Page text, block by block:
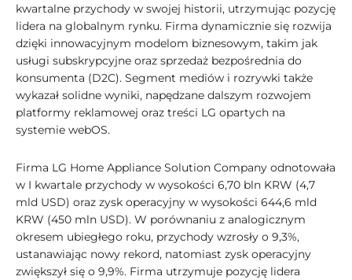
kwartalne przychody w swojej historii, utrzymując pozycję
lidera na globalnym rynku. Firma dynamicznie się rozwija
dzięki innowacyjnym modelom biznesowym, takim jak
usługi subskrypcyjne oraz sprzedaż bezpośrednia do
konsumenta (D2C). Segment mediów i rozrywki także
wykazał solidne wyniki, napędzane dalszym rozwojem
platformy reklamowej oraz treści LG opartych na
systemie webOS.
Firma LG Home Appliance Solution Company odnotowała
w I kwartale przychody w wysokości 6,70 bln KRW (4,7
mld USD) oraz zysk operacyjny w wysokości 644,6 mld
KRW (450 mln USD). W porównaniu z analogicznym
okresem ubiegłego roku, przychody wzrosły o 9,3%,
ustanawiając nowy rekord, natomiast zysk operacyjny
zwiększył się o 9,9%. Firma utrzymuje pozycję lidera